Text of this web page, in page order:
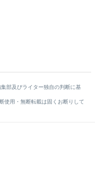
部及びライター独自の判断に基
使用・無断転載は固くお断りして